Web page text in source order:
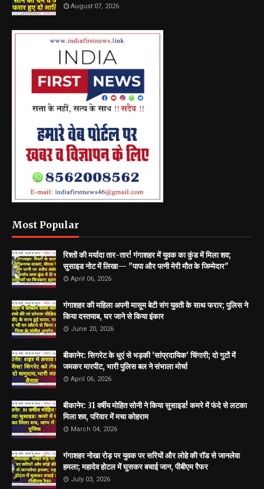
August 07, 2026
Most Popular
रिश्तों की मर्यादा तार-तार! गंगाशहर में युवक का कुंड में मिला शव;
सुसाइड नोट में लिखा— "पापा और पत्नी मेरी मौत के जिम्मेदार"
April 06, 2026
गंगाशहर की महिला अपनी मासूम बेटी संग युवती के साथ फरार; पुलिस ने
किया दस्तयाब, घर जाने से किया इंकार
June 20, 2026
बीकानेर: सिगरेट के धुएं से भड़की 'सांप्रदायिक' चिंगारी; दो गुटों में
जमकर मारपीट, भारी पुलिस बल ने संभाला मोर्चा
April 06, 2026
बीकानेर: 31 वर्षीय मोहित सोनी ने किया सुसाइड! कमरे में फंदे से लटका
मिला शव, परिवार में मचा कोहराम
March 04, 2026
गंगाशहर नोखा रोड़ पर युवक पर सरियों और लोहे की रॉड से जानलेवा
हमला; महादेव होटल में घुसकर बचाई जान, पीबीएम रैफर
July 03, 2026